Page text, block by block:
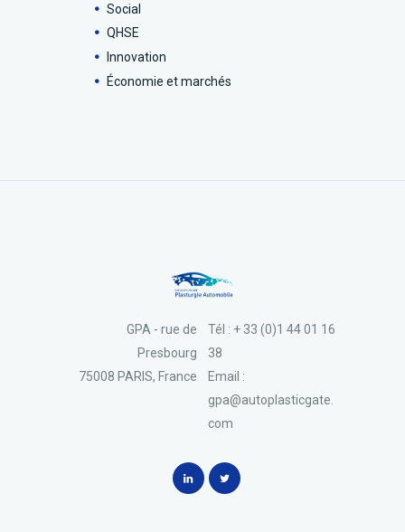
Social
QHSE
Innovation
Économie et marchés
Tél : + 33 (0)1 44 01 16
38
Email :
gpa@autoplasticgate.
com
GPA - rue de
Presbourg
75008 PARIS, France